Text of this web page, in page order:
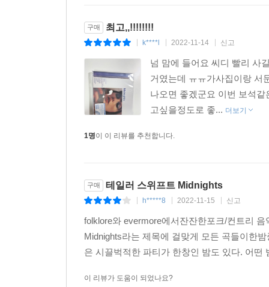
구매 최고,,!!!!!!!!
k****l 2022-11-14 신고
넘 맘에 들어요 씨디 빨리 사
거였는데 ㅠㅠ가사집이랑 서
나오면 좋겠군요 이번 보석
고싶을정도로 좋... 더보기
1명이 이 리뷰를 추천합니다.
구매 테일러 스위프트 Midnights
h*****8 2022-11-15 신고
folklore와 evermore에서잔잔한포크/컨트리
Midnights라는 제목에 걸맞게 모든 곡들이한
은 시끌벅적한 파티가 한창인 밤도 있다. 어
이 리뷰가 도움이 되었나요?